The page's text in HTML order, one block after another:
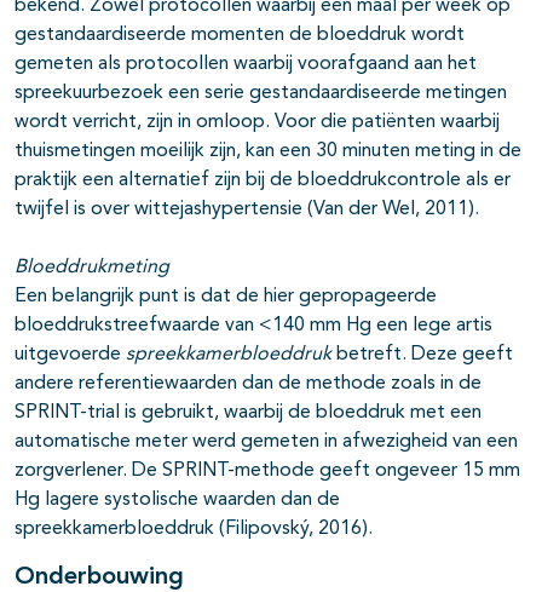
bekend. Zowel protocollen waarbij een maal per week op
gestandaardiseerde momenten de bloeddruk wordt
gemeten als protocollen waarbij voorafgaand aan het
spreekuurbezoek een serie gestandaardiseerde metingen
wordt verricht, zijn in omloop. Voor die patiënten waarbij
thuismetingen moeilijk zijn, kan een 30 minuten meting in de
praktijk een alternatief zijn bij de bloeddrukcontrole als er
twijfel is over wittejashypertensie (Van der Wel, 2011).
Bloeddrukmeting
Een belangrijk punt is dat de hier gepropageerde
bloeddrukstreefwaarde van <140 mm Hg een lege artis
uitgevoerde spreekkamer­bloeddruk betreft. Deze geeft
andere referentiewaarden dan de methode zoals in de
SPRINT-trial is gebruikt, waarbij de bloeddruk met een
automatische meter werd gemeten in afwezigheid van een
zorgverlener. De SPRINT-methode geeft ongeveer 15 mm
Hg lagere systolische waarden dan de
spreekkamerbloeddruk (Filipovský, 2016).
Onderbouwing